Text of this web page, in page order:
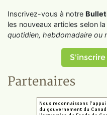
Inscrivez-vous à notre
les nouveaux articles selon
quotidien, hebdomadaire ou
Partenaires